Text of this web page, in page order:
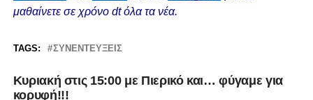
μαθαίνετε σε χρόνο dt όλα τα νέα.
TAGS: ΣΥΝΕΝΤΕΎΞΕΙΣ
Κυριακή στις 15:00 με Πιερικό και… φύγαμε για
κορυφή!!!